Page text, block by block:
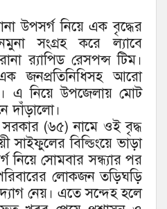
উপসর্গ নিয়ে এক বৃদ্ধের
সংগ্রহ করে ল্যাবে
র‌্যাপিড রেসপন্স টিম।
জনপ্রতিনিধিসহ আরো
এ নিয়ে উপজেলায় মোট
দাঁড়ালো।
সরকার (৬৫) নামে ওই বৃদ্ধ
সাইফুলের বিল্ডিংয়ে ভাড়া
নিয়ে সোমবার সন্ধ্যার পর
লোকজন তড়িঘড়ি
নেয়। এতে সন্দেহ হলে